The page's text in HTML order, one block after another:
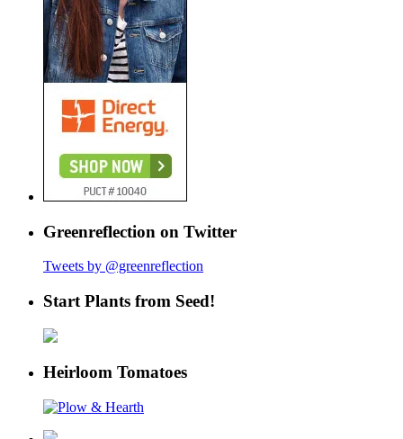
Greenreflection on Twitter
Tweets by @greenreflection
Start Plants from Seed!
Heirloom Tomatoes